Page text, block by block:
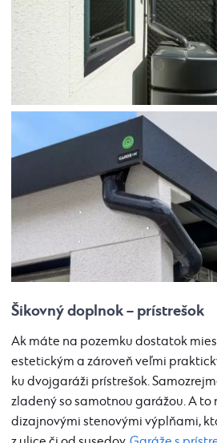
Šikovný doplnok – prístrešok
Ak máte na pozemku dostatok
estetickým a zároveň veľmi
ku dvojgaráži prístrešok.
zladený so samotnou garážou. A to
dizajnovými stenovými výplňami,